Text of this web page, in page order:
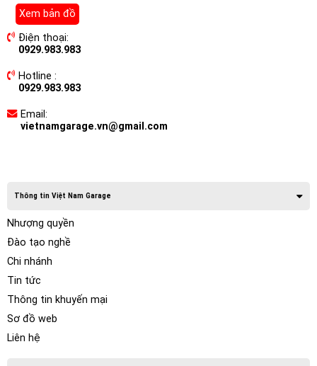
Xem bản đồ
Điện thoại:
0929.983.983
Hotline :
0929.983.983
Email:
vietnamgarage.vn@gmail.com
Thông tin Việt Nam Garage
Nhượng quyền
Đào tạo nghề
Chi nhánh
Tin tức
Thông tin khuyến mại
Sơ đồ web
Liên hệ